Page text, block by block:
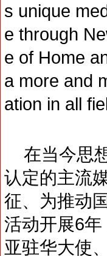
s unique
e through
e of Home
a more and
ation in all
在当今思
认定的主流
征、为推动
活动开展6
亚驻华大使